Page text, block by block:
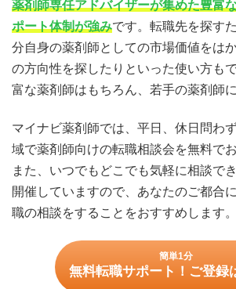
薬剤師専任アドバイザーが集めた豊富
ポート体制が強みです。転職先を探す
分自身の薬剤師としての市場価値をは
の方向性を探したりといった使い方も
富な薬剤師はもちろん、若手の薬剤師
マイナビ薬剤師では、平日、休日問わ
域で薬剤師向けの転職相談会を無料で
また、いつでもどこでも気軽に相談で
開催していますので、あなたのご都合
職の相談をすることをおすすめします。
簡単1分
無料転職サポート！ご登録